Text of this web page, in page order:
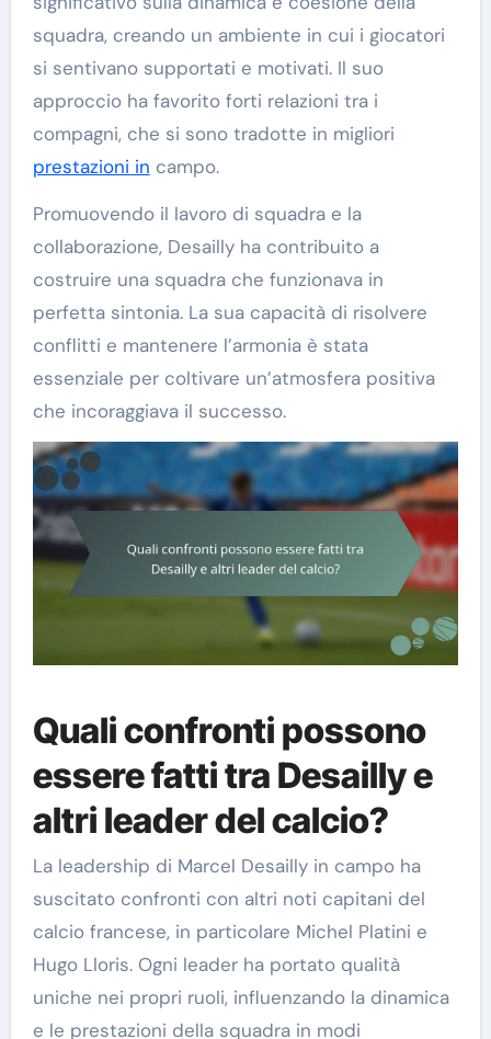
squadra, creando un ambiente in cui i giocatori
si sentivano supportati e motivati. Il suo
approccio ha favorito forti relazioni tra i
compagni, che si sono tradotte in migliori
prestazioni in campo.
Promuovendo il lavoro di squadra e la
collaborazione, Desailly ha contribuito a
costruire una squadra che funzionava in
perfetta sintonia. La sua capacità di risolvere
conflitti e mantenere l’armonia è stata
essenziale per coltivare un’atmosfera positiva
che incoraggiava il successo.
Quali confronti possono
essere fatti tra Desailly e
altri leader del calcio?
La leadership di Marcel Desailly in campo ha
suscitato confronti con altri noti capitani del
calcio francese, in particolare Michel Platini e
Hugo Lloris. Ogni leader ha portato qualità
uniche nei propri ruoli, influenzando la dinamica
e le prestazioni della squadra in modi